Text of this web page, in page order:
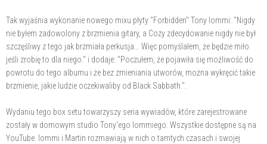
Tak wyjaśnia wykonanie nowego mixu płyty "Forbidden" Tony Iommi: "Nigdy
nie byłem zadowolony z brzmienia gitary, a Cozy zdecydowanie nigdy nie był
szczęśliwy z tego jak brzmiała perkusja... Więc pomyślałem, że będzie miło
jeśli zrobię to dla niego." i dodaje: "Poczułem, że pojawiła się możliwość do
powrotu do tego albumu i że bez zmieniania utworów, można wykręcić takie
brzmienie, jakie ludzie oczekiwaliby od Black Sabbath.".
Wydaniu tego box setu towarzyszy seria wywiadów, które zarejestrowane
zostały w domowym studio Tony'ego Iommiego. Wszystkie dostępne są na
YouTube. Iommi i Martin rozmawiają w nich o tamtych czasach i swojej